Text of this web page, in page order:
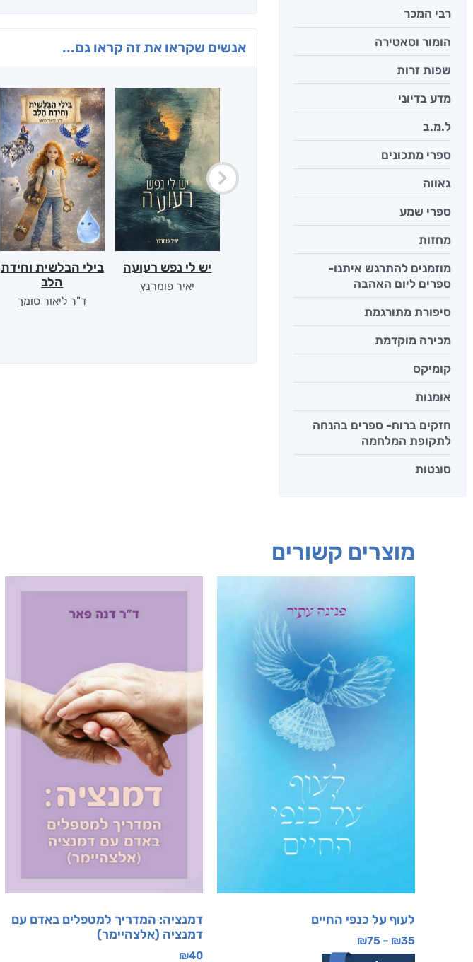
רבי המכר
הומור וסאטירה
שפות זרות
מדע בדיוני
ל.מ.ב
ספרי מתכונים
גאווה
ספרי שמע
מחזות
מוזמנים להתרגש איתנו-
ספרים ליום האהבה
סיפורת מתורגמת
מכירה מוקדמת
קומיקס
אומנות
חזקים ברוח- ספרים בהנחה
לתקופת המלחמה
סונטות
אנשים שקראו את זה קראו גם...
יש לי נפש רעועה
יאיר פומרנץ
בילי הבלשית וחידת
הלב
ד"ר ליאור סומך
מוצרים קשורים
לעוף על כנפי החיים
₪35
–
₪75
דמנציה: המדריך למטפלים באדם עם
דמנציה (אלצהיימר)
₪40